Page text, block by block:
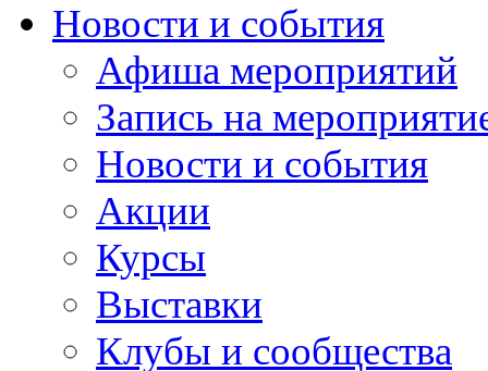
Новости и события
Афиша мероприятий
Запись на
Новости и события
Акции
Курсы
Выставки
Клубы и сообщества